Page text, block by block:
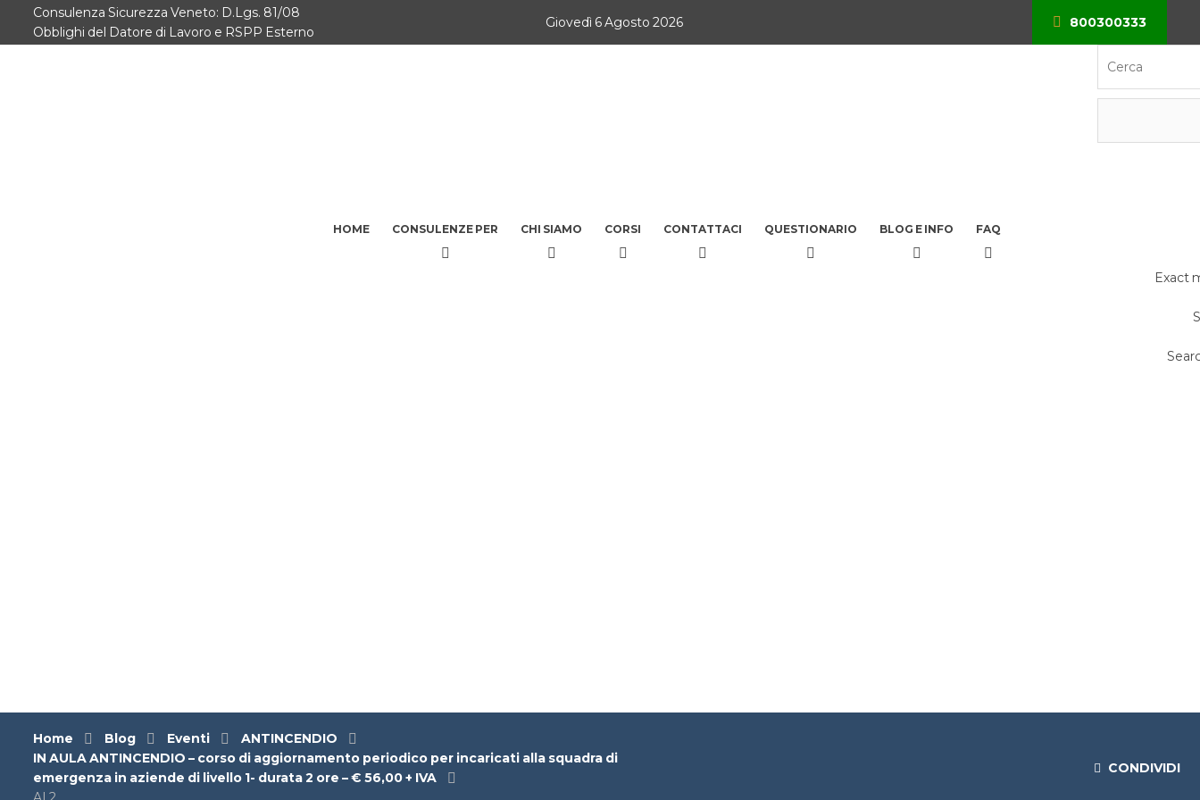
Home
Consulenza Sicurezza Veneto: D.Lgs. 81/08
Obblighi del Datore di Lavoro e RSPP Esterno
Giovedì 6 Agosto 2026 800300333
HOME CONSULENZE PER CHI SIAMO CORSI CONTATTACI QUESTIONARIO BLOG E INFO FAQ
Exact
Home Blog Eventi
ANTINCENDIO
IN AULA ANTINCENDIO – corso di aggiornamento periodico per incaricati alla squadra di
emergenza in aziende di livello 1- durata 2 ore – € 56,00 + IVA
CONDIVIDI